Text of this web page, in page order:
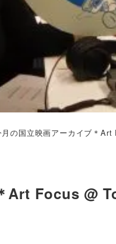
月の国立映画アーカイブ＊Art
Art Focus @